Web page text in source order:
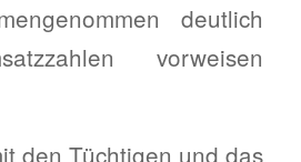
deutlich
vorweisen
den Tüchtigen und das